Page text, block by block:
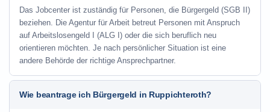
Das Jobcenter ist zuständig für Personen, die Bürgergeld (SGB II)
beziehen. Die Agentur für Arbeit betreut Personen mit Anspruch
auf Arbeitslosengeld I (ALG I) oder die sich beruflich neu
orientieren möchten. Je nach persönlicher Situation ist eine
andere Behörde der richtige Ansprechpartner.
Wie beantrage ich Bürgergeld in Ruppichteroth?